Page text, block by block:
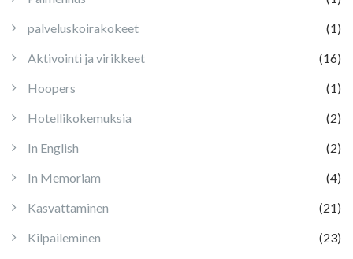
palveluskoirakokeet
(1)
Aktivointi ja virikkeet
(16)
Hoopers
(1)
Hotellikokemuksia
(2)
In English
(2)
In Memoriam
(4)
Kasvattaminen
(21)
Kilpaileminen
(23)